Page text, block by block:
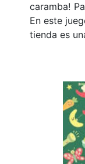
caramba!
En este
tienda es